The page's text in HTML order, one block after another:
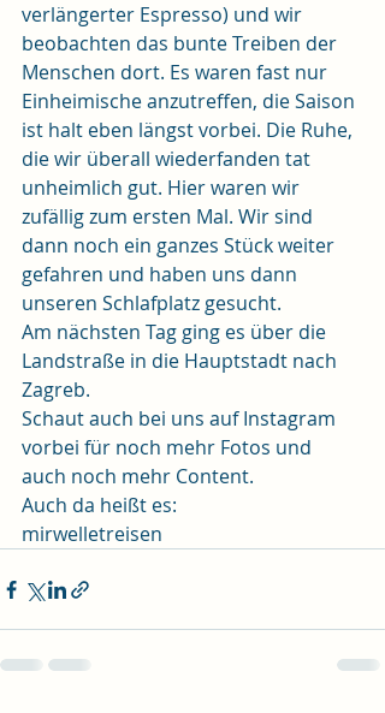
verlängerter Espresso) und wir
beobachten das bunte Treiben der
Menschen dort. Es waren fast nur
Einheimische anzutreffen, die Saison
ist halt eben längst vorbei. Die Ruhe,
die wir überall wiederfanden tat
unheimlich gut. Hier waren wir
zufällig zum ersten Mal. Wir sind
dann noch ein ganzes Stück weiter
gefahren und haben uns dann
unseren Schlafplatz gesucht.
Am nächsten Tag ging es über die
Landstraße in die Hauptstadt nach
Zagreb.
Schaut auch bei uns auf Instagram
vorbei für noch mehr Fotos und
auch noch mehr Content.
Auch da heißt es:
mirwelletreisen